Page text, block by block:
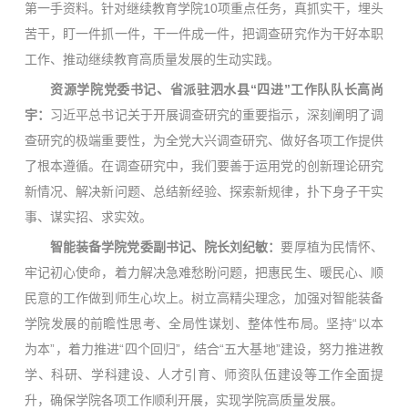
第一手资料。针对继续教育学院10项重点任务，真抓实干，埋头
苦干，盯一件抓一件，干一件成一件，把调查研究作为干好本职
工作、推动继续教育高质量发展的生动实践。
资源学院党委书记、省派驻泗水县“四进”工作队队长高尚
宇： 习近平总书记关于开展调查研究的重要指示，深刻阐明了调
查研究的极端重要性，为全党大兴调查研究、做好各项工作提供
了根本遵循。在调查研究中，我们要善于运用党的创新理论研究
新情况、解决新问题、总结新经验、探索新规律，扑下身子干实
事、谋实招、求实效。
智能装备学院党委副书记、院长刘纪敏：要厚植为民情怀、
牢记初心使命，着力解决急难愁盼问题，把惠民生、暖民心、顺
民意的工作做到师生心坎上。树立高精尖理念，加强对智能装备
学院发展的前瞻性思考、全局性谋划、整体性布局。坚持“以本
为本”，着力推进“四个回归”，结合“五大基地”建设，努力推进教
学、科研、学科建设、人才引育、师资队伍建设等工作全面提
升，确保学院各项工作顺利开展，实现学院高质量发展。